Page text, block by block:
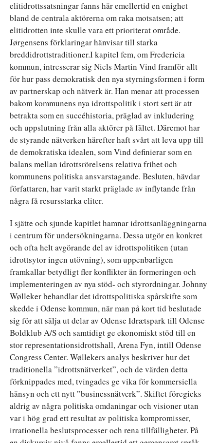
elitidrottssatsningar fanns här emellertid en enighet
bland de centrala aktörerna om raka motsatsen; att
elitidrotten inte skulle vara ett prioriterat område.
Jørgensens förklaringar hänvisar till starka
breddidrottstraditioner.I kapitel fem, om Fredericia
kommun, intresserar sig Niels Martin Vind framför allt
för hur pass demokratisk den nya styrningsformen i form
av partnerskap och nätverk är. Han menar att processen
bakom kommunens nya idrottspolitik i stort sett är att
betrakta som en succéhistoria, präglad av inkludering
och uppslutning från alla aktörer på fältet. Däremot har
de styrande nätverken härefter haft svårt att leva upp till
de demokratiska idealen, som Vind definierar som en
balans mellan idrottsrörelsens relativa frihet och
kommunens politiska ansvarstagande. Besluten, hävdar
författaren, har varit starkt präglade av inflytande från
några få resursstarka eliter.
I sjätte och sjunde kapitlet hamnar idrottsanläggningarna
i centrum för undersökningarna. Dessa utgör en konkret
och ofta helt avgörande del av idrottspolitiken (utan
idrottsytor ingen utövning), som uppenbarligen
framkallar betydligt fler konflikter än formeringen och
implementeringen av nya stöd- och styrordningar. Johnny
Wølleker behandlar det idrottspolitiska spårskifte som
skedde i Odense kommun, när man på kort tid beslutade
sig för att sälja ut delar av Odense Idrætspark till Odense
Boldklub A/S och samtidigt ge ekonomiskt stöd till en
stor representationsidrottshall, Arena Fyn, intill Odense
Congress Center. Wøllekers analys beskriver hur det
traditionella ”idrottsnätverket”, och de värden detta
förknippades med, tvingades ge vika för kommersiella
hänsyn och ett nytt ”businessnätverk”. Skiftet föregicks
aldrig av några politiska omdaningar och visioner utan
var i hög grad ett resultat av politiska kompromisser,
irrationella beslutsprocesser och rena tillfälligheter. På